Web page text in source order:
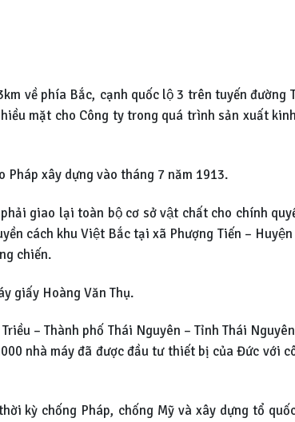
về phía Bắc, cạnh quốc lộ 3 trên tuyến đường
mặt cho Công ty trong quá trình sản xuất
xây dựng vào tháng 7 năm 1913.
giao lại toàn bộ cơ sở vật chất cho chính
cách khu Việt Bắc tại xã Phượng Tiến –
chiến.
giấy Hoàng Văn Thụ.
– Thành phố Thái Nguyên – Tỉnh Thái
nhà máy đã được đầu tư thiết bị của Đức với
kỳ chống Pháp, chống Mỹ và xây dựng tổ